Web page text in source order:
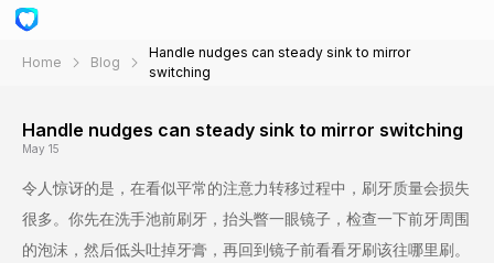
Home Blog
Handle nudges can steady sink to mirror
switching
Handle nudges can steady sink to mirror switching
May 15
令人惊讶的是，在看似平常的注意力转移过程中，刷牙质量会损失
很多。你先在洗手池前刷牙，抬头瞥一眼镜子，检查一下前牙周围
的泡沫，然后低头吐掉牙膏，再回到镜子前看看牙刷该往哪里刷。